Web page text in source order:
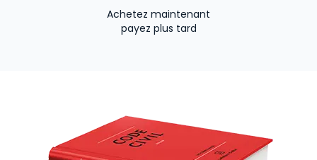
Achetez maintenant
payez plus tard